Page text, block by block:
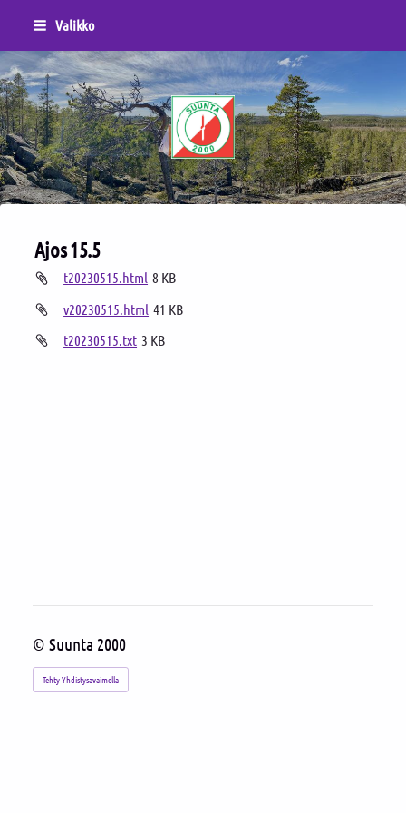
Siirry
sivun
sisältöön
Valikko
Sivuston etusivulle
Ajos 15.5
t20230515.html 8 KB
v20230515.html 41 KB
t20230515.txt 3 KB
© Suunta 2000
Tehty Yhdistysavaimella